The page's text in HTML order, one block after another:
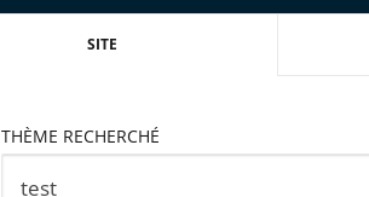
SITE
THÈME RECHERCHÉ